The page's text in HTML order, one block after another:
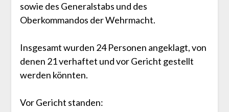
sowie des Generalstabs und des
Oberkommandos der Wehrmacht.
Insgesamt wurden 24 Personen angeklagt, von
denen 21 verhaftet und vor Gericht gestellt
werden könnten.
Vor Gericht standen: